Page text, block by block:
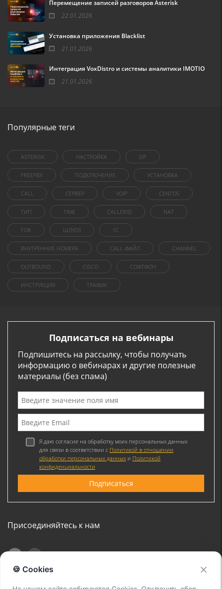
Перемещение записей разговоров Asterisk
22.01.2026
Установка приложения Blacklist
21.01.2026
Интеграция VoxDistro и системы аналитики IMOTIO
21.01.2026
Популярные теги
ASTERISK НАСТРОЙКА SIP
FREEPBX ПОДКЛЮЧЕНИЕ УСТАНОВКА
CALL СЕРВЕР VOIP CENTOS
ТИП TIME CALLERID NAT
FOR ШЛЮЗ 1C
ВНУТРЕННИЕ НОМЕРА CALL-ФАЙЛ CHANNEL
OUTBOUND CISCO СОФТФОН
ИНСТРУКЦИЯ ТРАФИК
Подписаться на вебинары
Подпишитесь на рассылку, чтобы получать
информацию о вебинарах и другие полезные
материалы (без спама)
Я даю согласие на обработку моих персональных данных
для связи в соответствии с Политикой в отношении
обработки персональных данных и Политикой
конфиденциальности
Присоединяйтесь к нам
🍪 Cookies